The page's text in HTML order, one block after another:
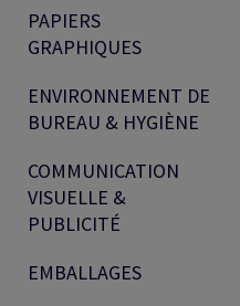
PAPIERS
GRAPHIQUES
ENVIRONNEMENT DE
BUREAU & HYGIÈNE
COMMUNICATION
VISUELLE &
PUBLICITÉ
EMBALLAGES